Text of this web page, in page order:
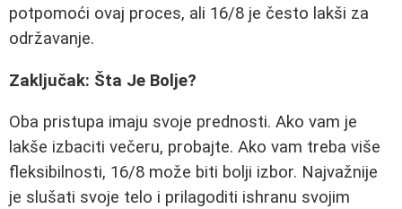
potpomoći ovaj proces, ali 16/8 je često lakši za
održavanje.
Zaključak: Šta Je Bolje?
Oba pristupa imaju svoje prednosti. Ako vam je
lakše izbaciti večeru, probajte. Ako vam treba više
fleksibilnosti, 16/8 može biti bolji izbor. Najvažnije
je slušati svoje telo i prilagoditi ishranu svojim